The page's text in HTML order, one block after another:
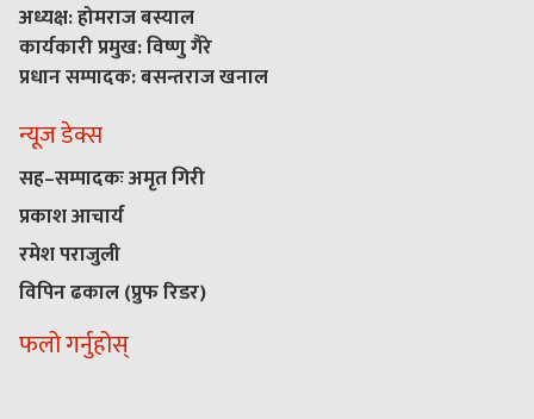
अध्यक्ष: होमराज बस्याल
कार्यकारी प्रमुख: विष्णु गैरे
प्रधान सम्पादक: बसन्तराज खनाल
न्यूज डेक्स
सह–सम्पादकः अमृत गिरी
प्रकाश आचार्य
रमेश पराजुली
विपिन ढकाल (प्रुफ रिडर)
फलो गर्नुहोस्